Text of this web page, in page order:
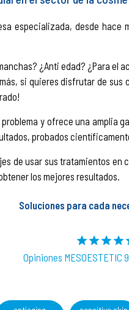
especializada, desde hace
¿Anti edad? ¿Para
si quieres disfrutar de
y ofrece una amplia
probados
de usar sus tratamientos
los mejores resultados.
Soluciones para cada
Opiniones MESOESTETIC